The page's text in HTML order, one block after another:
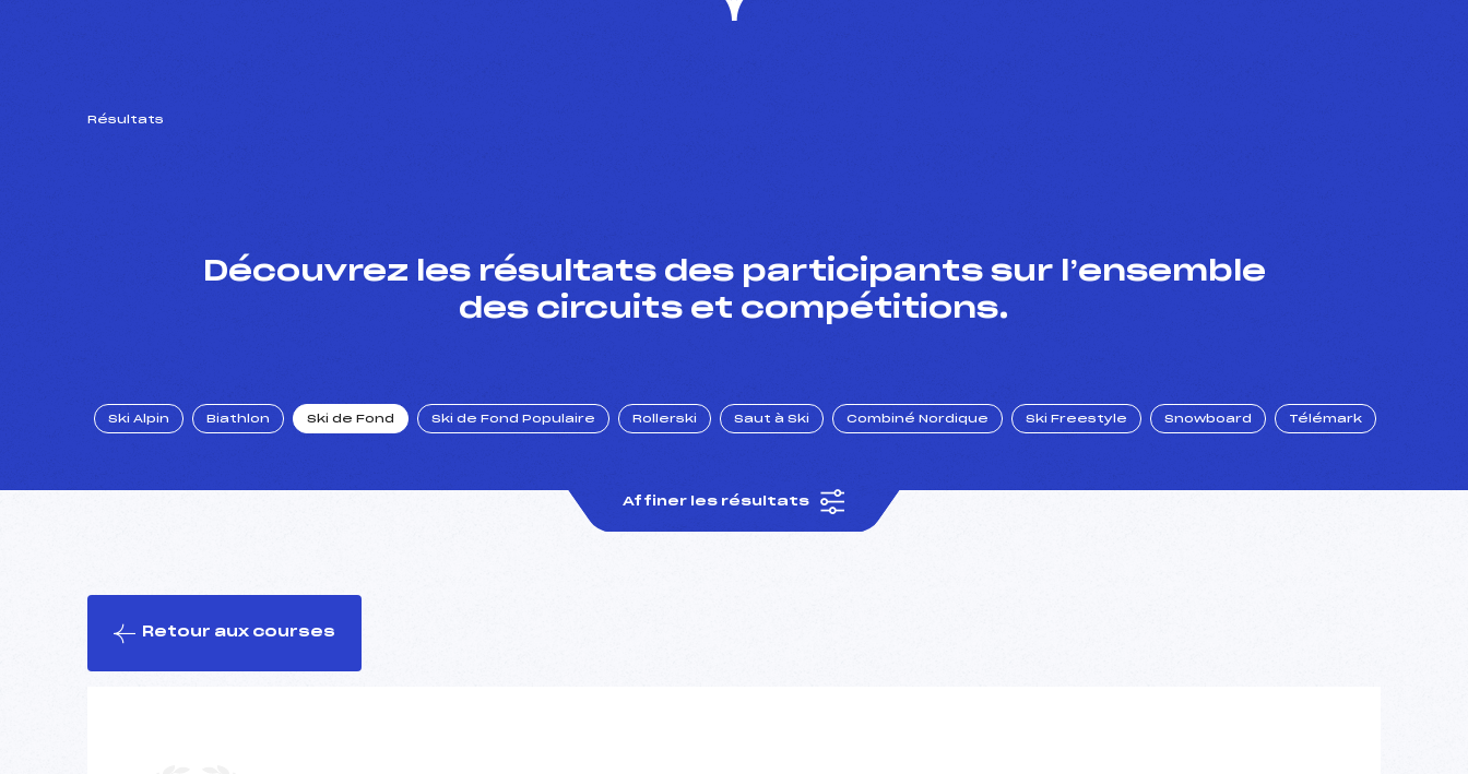
Résultats
Découvrez les résultats des participants sur l’ensemble
des circuits et compétitions.
Ski Alpin Biathlon Ski de Fond Ski de Fond Populaire Rollerski Saut à Ski Combiné Nordique Ski Freestyle Snowboard Télémark
Affiner les résultats
Retour aux courses